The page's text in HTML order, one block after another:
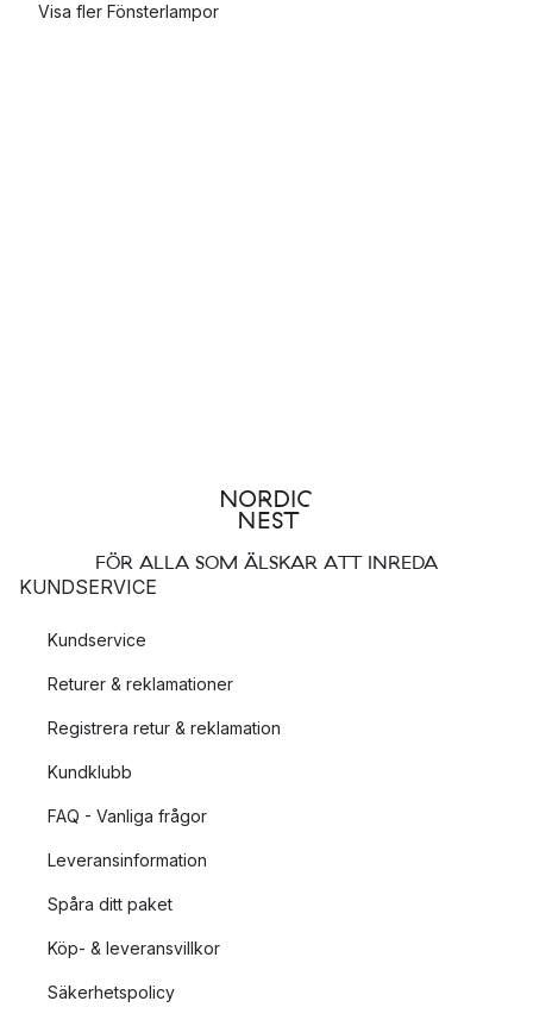
Visa fler Fönsterlampor
FÖR ALLA SOM ÄLSKAR ATT INREDA
KUNDSERVICE
Kundservice
Returer & reklamationer
Registrera retur & reklamation
Kundklubb
FAQ - Vanliga frågor
Leveransinformation
Spåra ditt paket
Köp- & leveransvillkor
Säkerhetspolicy